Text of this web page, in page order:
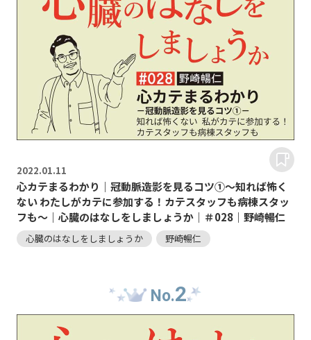
2022.01.11
心カテまるわかり｜冠動脈造影を見るコツ①～知れば怖く
ない わたしがカテに参加する！カテスタッフも病棟スタッ
フも～｜心臓のはなしをしましょうか｜＃028｜野崎暢仁
心臓のはなしをしましょうか 野崎暢仁
No.2